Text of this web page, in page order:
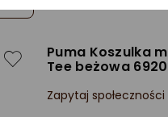
Puma Koszulka
Tee beżowa
Zapytaj społeczności